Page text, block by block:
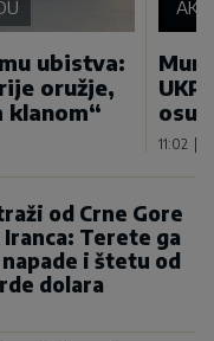
ubistva:
oružje,
klanom“
11:02
od Crne Gore
Terete ga
i štetu od
dolara